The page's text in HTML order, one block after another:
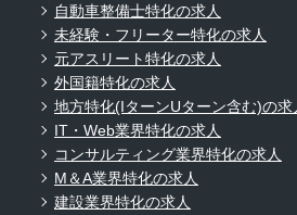
自動車整備士特化の求人
未経験・フリーター特化の求人
元アスリート特化の求人
外国籍特化の求人
地方特化(IターンUターン含む)の求
IT・Web業界特化の求人
コンサルティング業界特化の求人
M＆A業界特化の求人
建設業界特化の求人